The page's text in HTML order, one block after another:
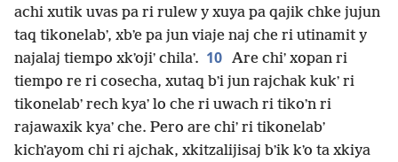
achi xutik uvas pa ri rulew y xuya pa qajik chke jujun
taq tikonelabʼ, xbʼe pa jun viaje naj che ri utinamit y
najalaj tiempo xkʼojiʼ chilaʼ. 10 Are chiʼ xopan ri
tiempo re ri cosecha, xutaq bʼi jun rajchak kukʼ ri
tikonelabʼ rech kyaʼ lo che ri uwach ri tikoʼn ri
rajawaxik kyaʼ che. Pero are chiʼ ri tikonelabʼ
kichʼayom chi ri ajchak, xkitzalijisaj bʼik kʼo ta xkiya